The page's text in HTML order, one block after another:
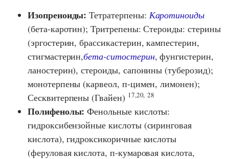
Изопреноиды: Тетратерпены: Каротиноиды
(бета-каротин); Тритрепены: Стероиды: стерины
(эргостерин, брассикастерин, кампестерин,
стигмастерин,бета-ситостерин, фунгистерин,
ланостерин), стероиды, сапонины (туберозид);
монотерпены (карвеол, п-цимен, лимонен);
Сесквитерпены (Гвайен) 17,20, 28
Полифенолы: Фенольные кислоты:
гидроксибензойные кислоты (сиринговая
кислота), гидроксикоричные кислоты
(феруловая кислота, п-кумаровая кислота,